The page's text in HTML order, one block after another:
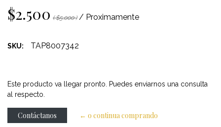
$2.500 ( $5.000 ) / Proximamente
SKU: TAP8007342
Este producto va llegar pronto. Puedes enviarnos una consulta
al respecto.
Contáctanos ← o continua comprando